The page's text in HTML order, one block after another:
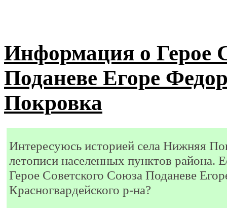
Информация о Герое
Поданеве Егоре
Покровка
Интересуюсь историей села Нижняя
летописи населенных пунктов района.
Герое Советского Союза Поданеве
Красногвардейского р-на?